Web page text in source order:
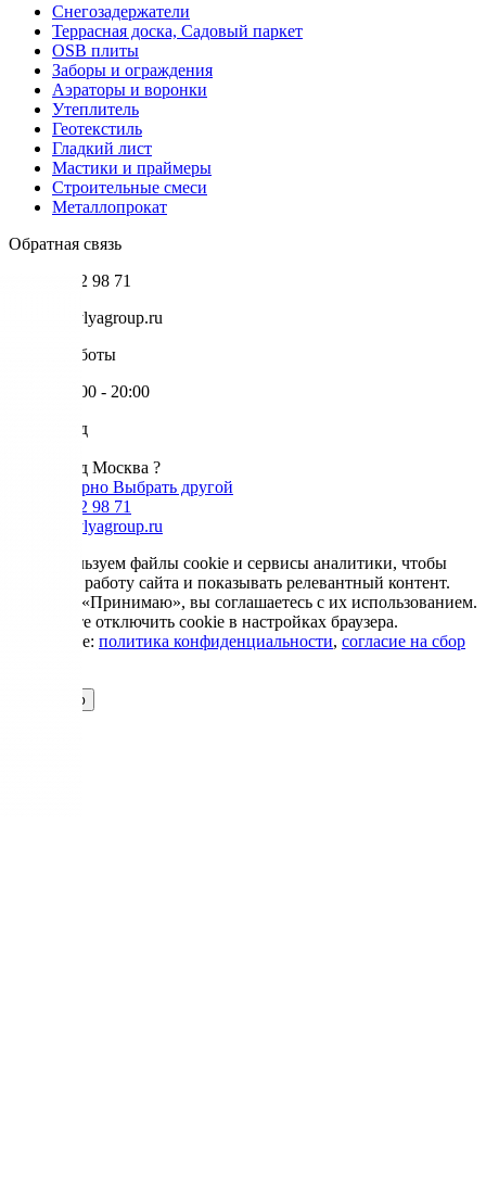
Снегозадержатели
Террасная доска, Садовый паркет
OSB плиты
Заборы и ограждения
Аэраторы и воронки
Утеплитель
Геотекстиль
Гладкий лист
Мастики и праймеры
Строительные смеси
Металлопрокат
Обратная связь
+7 985 002 98 71
info@krovlyagroup.ru
Режим работы
Пн-Пт: 9:00 - 20:00
Ваш город
Ваш город Москва ?
Да, все верно Выбрать другой
+7 985 002 98 71
info@krovlyagroup.ru
Мы используем файлы cookie и сервисы аналитики, чтобы
улучшить работу сайта и показывать релевантный контент.
Нажимая «Принимаю», вы соглашаетесь с их использованием.
Вы можете отключить cookie в настройках браузера.
Подробнее: политика конфиденциальности, согласие на сбор
Принимаю